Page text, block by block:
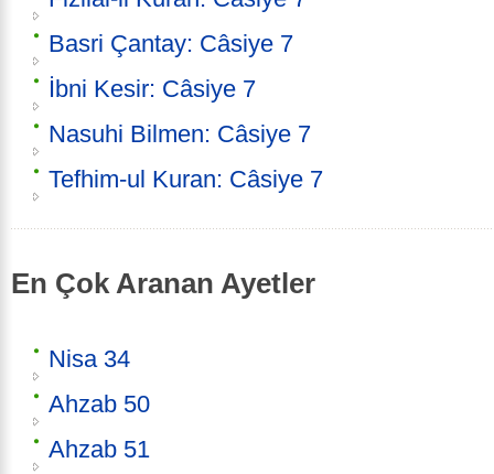
Basri Çantay: Câsiye 7
İbni Kesir: Câsiye 7
Nasuhi Bilmen: Câsiye 7
Tefhim-ul Kuran: Câsiye 7
En Çok Aranan Ayetler
Nisa 34
Ahzab 50
Ahzab 51